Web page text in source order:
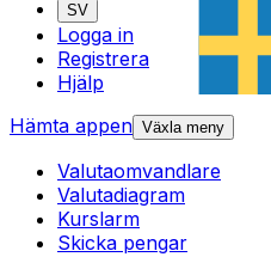
SV
Logga in
Registrera
Hjälp
Hämta appen Växla meny
Valutaomvandlare
Valutadiagram
Kurslarm
Skicka pengar